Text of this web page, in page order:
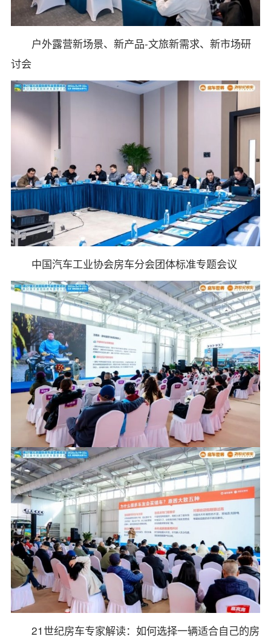
户外露营新场景、新产品-文旅新需求、新市场研
讨会
中国汽车工业协会房车分会团体标准专题会议
21世纪房车专家解读：如何选择一辆适合自己的房